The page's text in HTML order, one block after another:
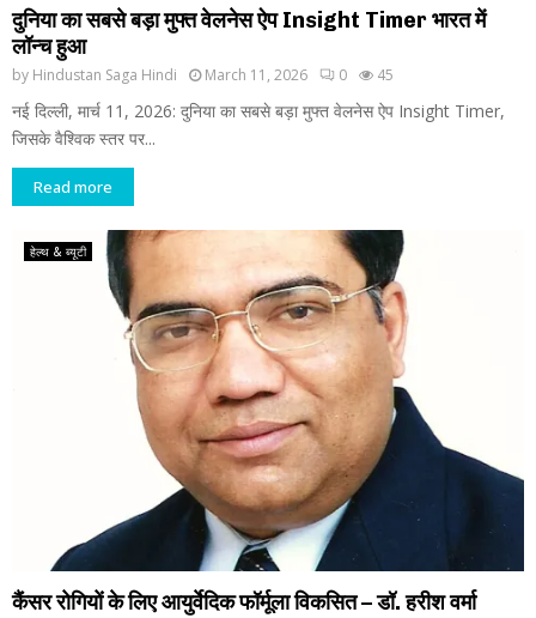
दुनिया का सबसे बड़ा मुफ्त वेलनेस ऐप Insight Timer भारत में
लॉन्च हुआ
by Hindustan Saga Hindi March 11, 2026 0 45
नई दिल्ली, मार्च 11, 2026: दुनिया का सबसे बड़ा मुफ्त वेलनेस ऐप Insight Timer,
जिसके वैश्विक स्तर पर...
Read more
हेल्थ & ब्यूटी
कैंसर रोगियों के लिए आयुर्वेदिक फॉर्मूला विकसित – डॉ. हरीश वर्मा